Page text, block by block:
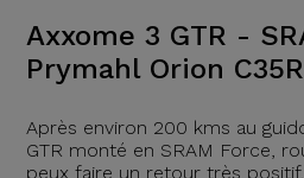
Axxome 3 GTR -
Prymahl Orion C35R
Après environ 200 kms au
GTR monté en SRAM Force,
peux faire un retour très positif.